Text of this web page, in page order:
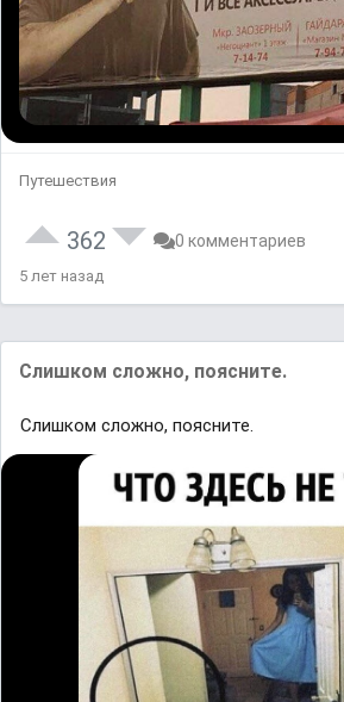
Путешествия
362 0 комментариев
5 лет назад
Слишком сложно, поясните.
Слишком сложно, поясните.